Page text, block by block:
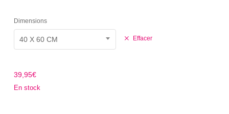
Dimensions
40 X 60 CM Effacer
39,95€
En stock